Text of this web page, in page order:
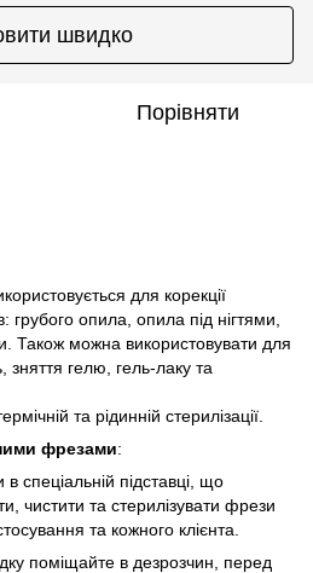
швидко
Порівняти
для корекції
грубого опила, опила під нігтями,
Також можна використовувати для
гелю, гель-лаку та
та рідинній стерилізації.
фрезами:
спеціальній підставці, що
чистити та стерилізувати фрези
та кожного клієнта.
поміщайте в дезрозчин, перед